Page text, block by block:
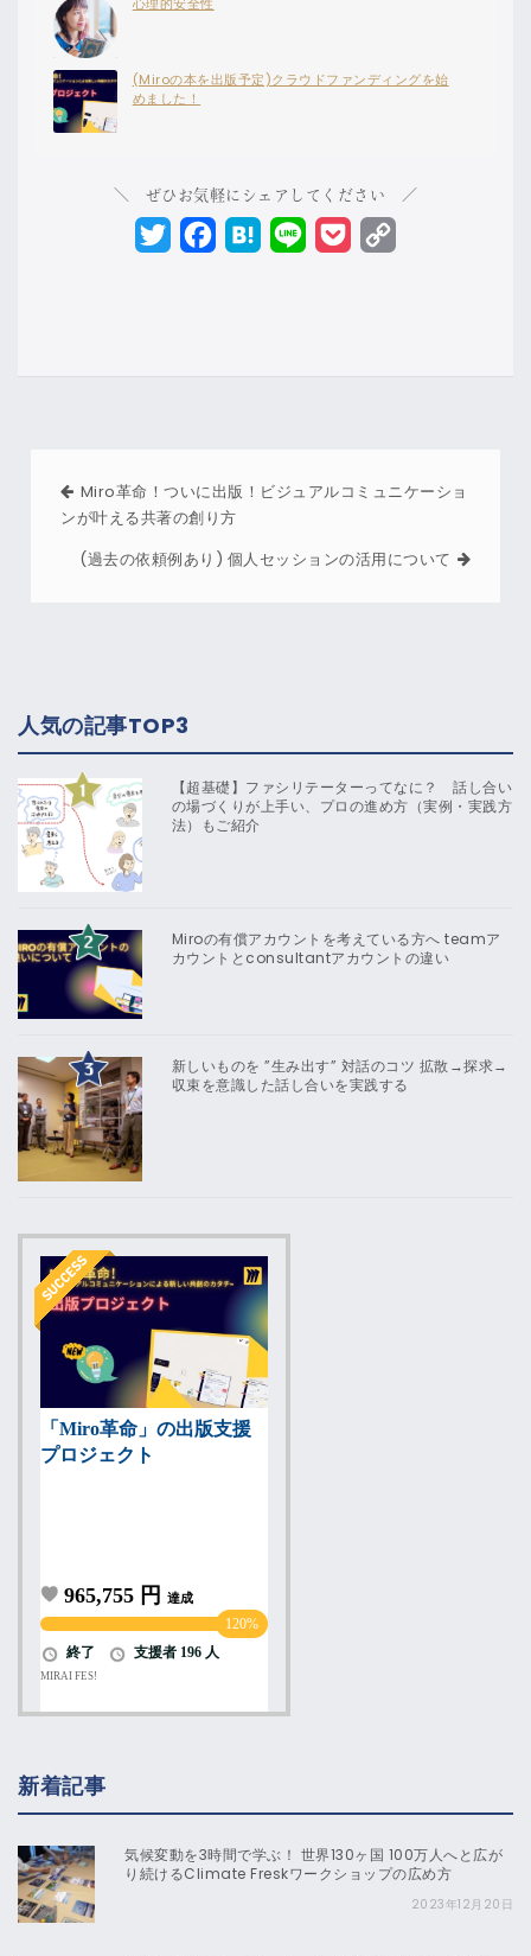
(Miroの本を出版予定)クラウドファンディングを始
めました！
＼ ぜひお気軽にシェアしてください ／
TwitterFacebook
HatenaLine Pocket
Miro革命！ついに出版！ビジュアルコミュニケーショ
ンが叶える共著の創り方
(過去の依頼例あり) 個人セッションの活用について
人気の記事TOP3
【超基礎】ファシリテーターってなに？ 話し合い
の場づくりが上手い、プロの進め方（実例・実践方
法）もご紹介
Miroの有償アカウントを考えている方へ teamア
カウントとconsultantアカウントの違い
新しいものを ”生み出す” 対話のコツ 拡散→探求→
収束を意識した話し合いを実践する
新着記事
気候変動を3時間で学ぶ！ 世界130ヶ国 100万人へと広が
り続けるClimate Freskワークショップの広め方
2023年12月20日